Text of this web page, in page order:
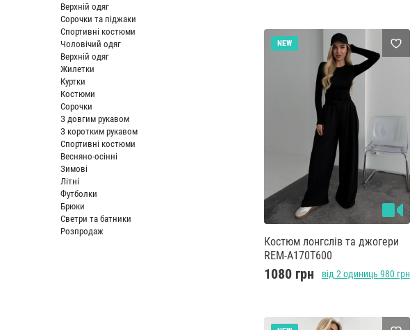
Верхній одяг
Сорочки та піджаки
Спортивні костюми
Чоловічий одяг
Верхній одяг
Жилетки
Куртки
Костюми
Сорочки
З довгим рукавом
З коротким рукавом
Спортивні костюми
Весняно-осінні
Зимові
Літні
Футболки
Брюки
Светри та батники
Розпродаж
NEW
Костюм лонгслів та джогери
REM-A170T600
1080 грн від 2 одиниць 980 грн